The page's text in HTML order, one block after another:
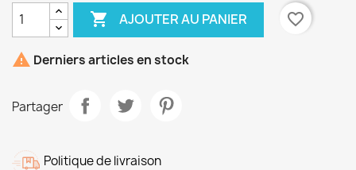
 AJOUTER AU PANIER favorite_border
 Derniers articles en stock
Partager
Politique de livraison